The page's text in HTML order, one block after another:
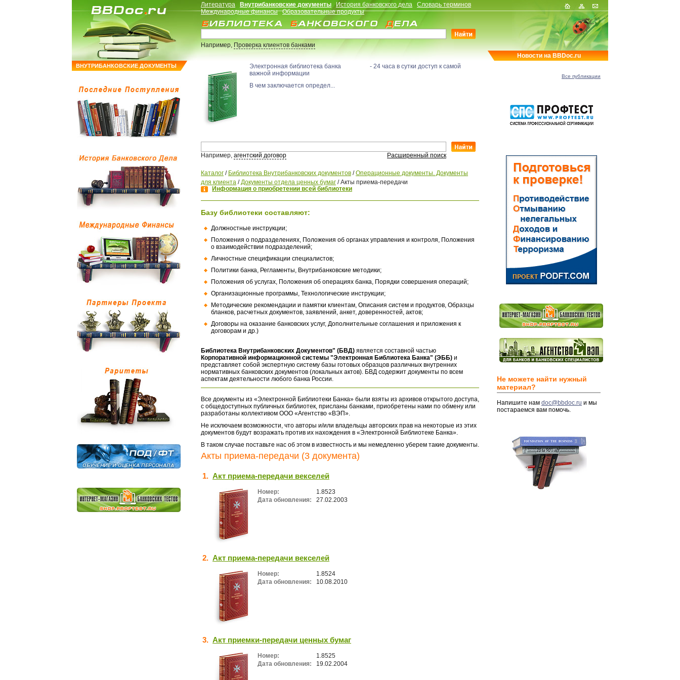
ВНУТРИБАНКОВСКИЕ ДОКУМЕНТЫ
Литература Внутрибанковские документы История банковского дела
Словарь терминов
Международные финансы
Образовательные продукты
Например,Проверка клиентов банками
Электронная библиотека банка - 24 часа в сутки доступ к самой
важной информации
В чем заключается определ...
Например, агентский договор Расширенный поиск
Каталог / Библиотека Внутрибанковских документов /Операционные документы. Документы
для клиента /Документы отдела ценных бумаг /Акты приема-передачи
Информация о приобретении всей библиотеки
Базу библиотеки составляют:
Должностные инструкции;
Положения о подразделениях, Положения об органах управления и контроля, Положения
о взаимодействии подразделений;
Личностные спецификации специалистов;
Политики банка, Регламенты, Внутрибанковские методики;
Положения об услугах, Положения об операциях банка, Порядки совершения операций;
Организационные программы, Технологические инструкции;
Методические рекомендации и памятки клиентам, Описания систем и продуктов, Образцы
бланков, расчетных документов, заявлений, анкет, доверенностей, актов;
Договоры на оказание банковских услуг, Дополнительные соглашения и приложения к
договорам и др.)
Библиотека Внутрибанковских Документов" (БВД) является составной частью
Корпоративной информационной системы "Электронная Библиотека Банка" (ЭББ) и
представляет собой экспертную систему базы готовых образцов различных внутренних
нормативных банковских документов (локальных актов). БВД содержит документы по всем
аспектам деятельности любого банка России.
Все документы из «Электронной Библиотеки Банка» были взяты из архивов открытого доступа,
с общедоступных публичных библиотек, присланы банками, приобретены нами по обмену или
разработаны коллективом ООО «Агентство «ВЭП».
Не исключаем возможности, что авторы и/или владельцы авторских прав на некоторые из этих
документов будут возражать против их нахождения в «Электронной Библиотеке Банка».
В таком случае поставьте нас об этом в известность и мы немедленно уберем такие документы.
Акты приема-передачи (3 документа)
1. Акт приема-передачи векселей
Номер:
1.8523
Дата обновления:
27.02.2003
2. Акт приема-передачи векселей
Номер:
1.8524
Дата обновления:
10.08.2010
3. Акт приемки-передачи ценных бумаг
Номер:
1.8525
Дата обновления:
19.02.2004
Новости на BBDoc.ru
Все публикации
Не можете найти нужный
материал?
Напишите нам doc@bbdoc.ru и мы
постараемся вам помочь.